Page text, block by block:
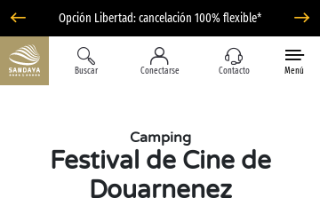
Opción Libertad: cancelación 100% flexible*
Buscar Conectarse Contacto Menú
Camping
Festival de Cine de
Douarnenez